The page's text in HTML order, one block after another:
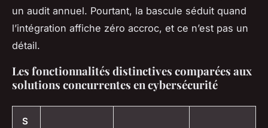
un audit annuel. Pourtant, la bascule séduit quand
l’intégration affiche zéro accroc, et ce n’est pas un
détail.
Les fonctionnalités distinctives comparées aux
solutions concurrentes en cybersécurité
S